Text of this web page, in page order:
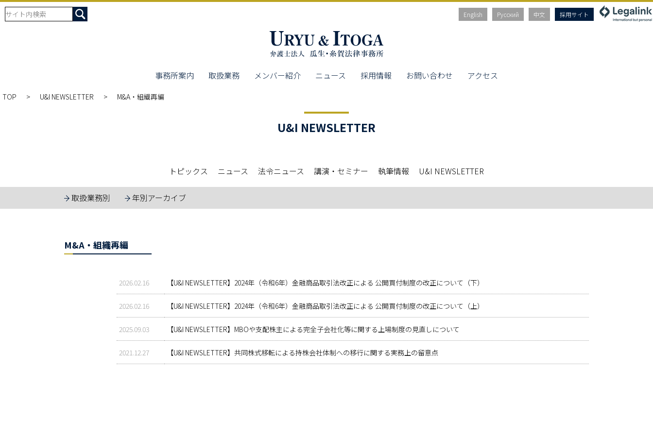
English Русский 中文 採用サイト
事務所案内 取扱業務 メンバー紹介 ニュース 採用情報 お問い合わせ アクセス
TOP U&I NEWSLETTER M&A・組織再編
U&I NEWSLETTER
トピックス ニュース 法令ニュース 講演・セミナー 執筆情報 U&I NEWSLETTER
取扱業務別 年別アーカイブ
M&A・組織再編
2026.02.16 【U&I NEWSLETTER】2024年（令和6年）金融商品取引法改正による 公開買付制度の改正について（下）
2026.02.16 【U&I NEWSLETTER】2024年（令和6年）金融商品取引法改正による 公開買付制度の改正について（上）
2025.09.03 【U&I NEWSLETTER】MBOや支配株主による完全子会社化等に関する上場制度の見直しについて
2021.12.27 【U&I NEWSLETTER】共同株式移転による持株会社体制への移行に関する実務上の留意点